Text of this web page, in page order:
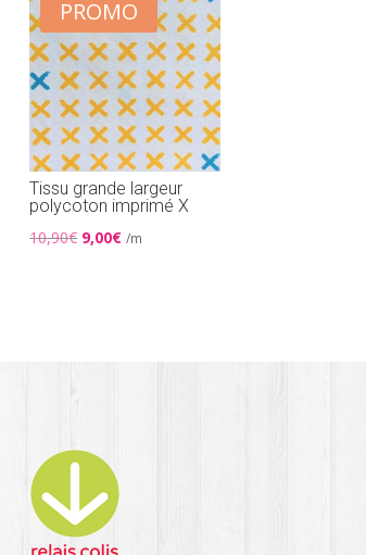
PROMO
Tissu grande largeur
polycoton imprimé X
10,90€ Le
9,00€Le
/m